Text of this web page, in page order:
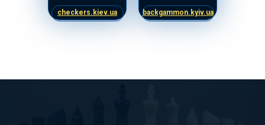
checkers.kiev.ua backgammon.kyiv.ua